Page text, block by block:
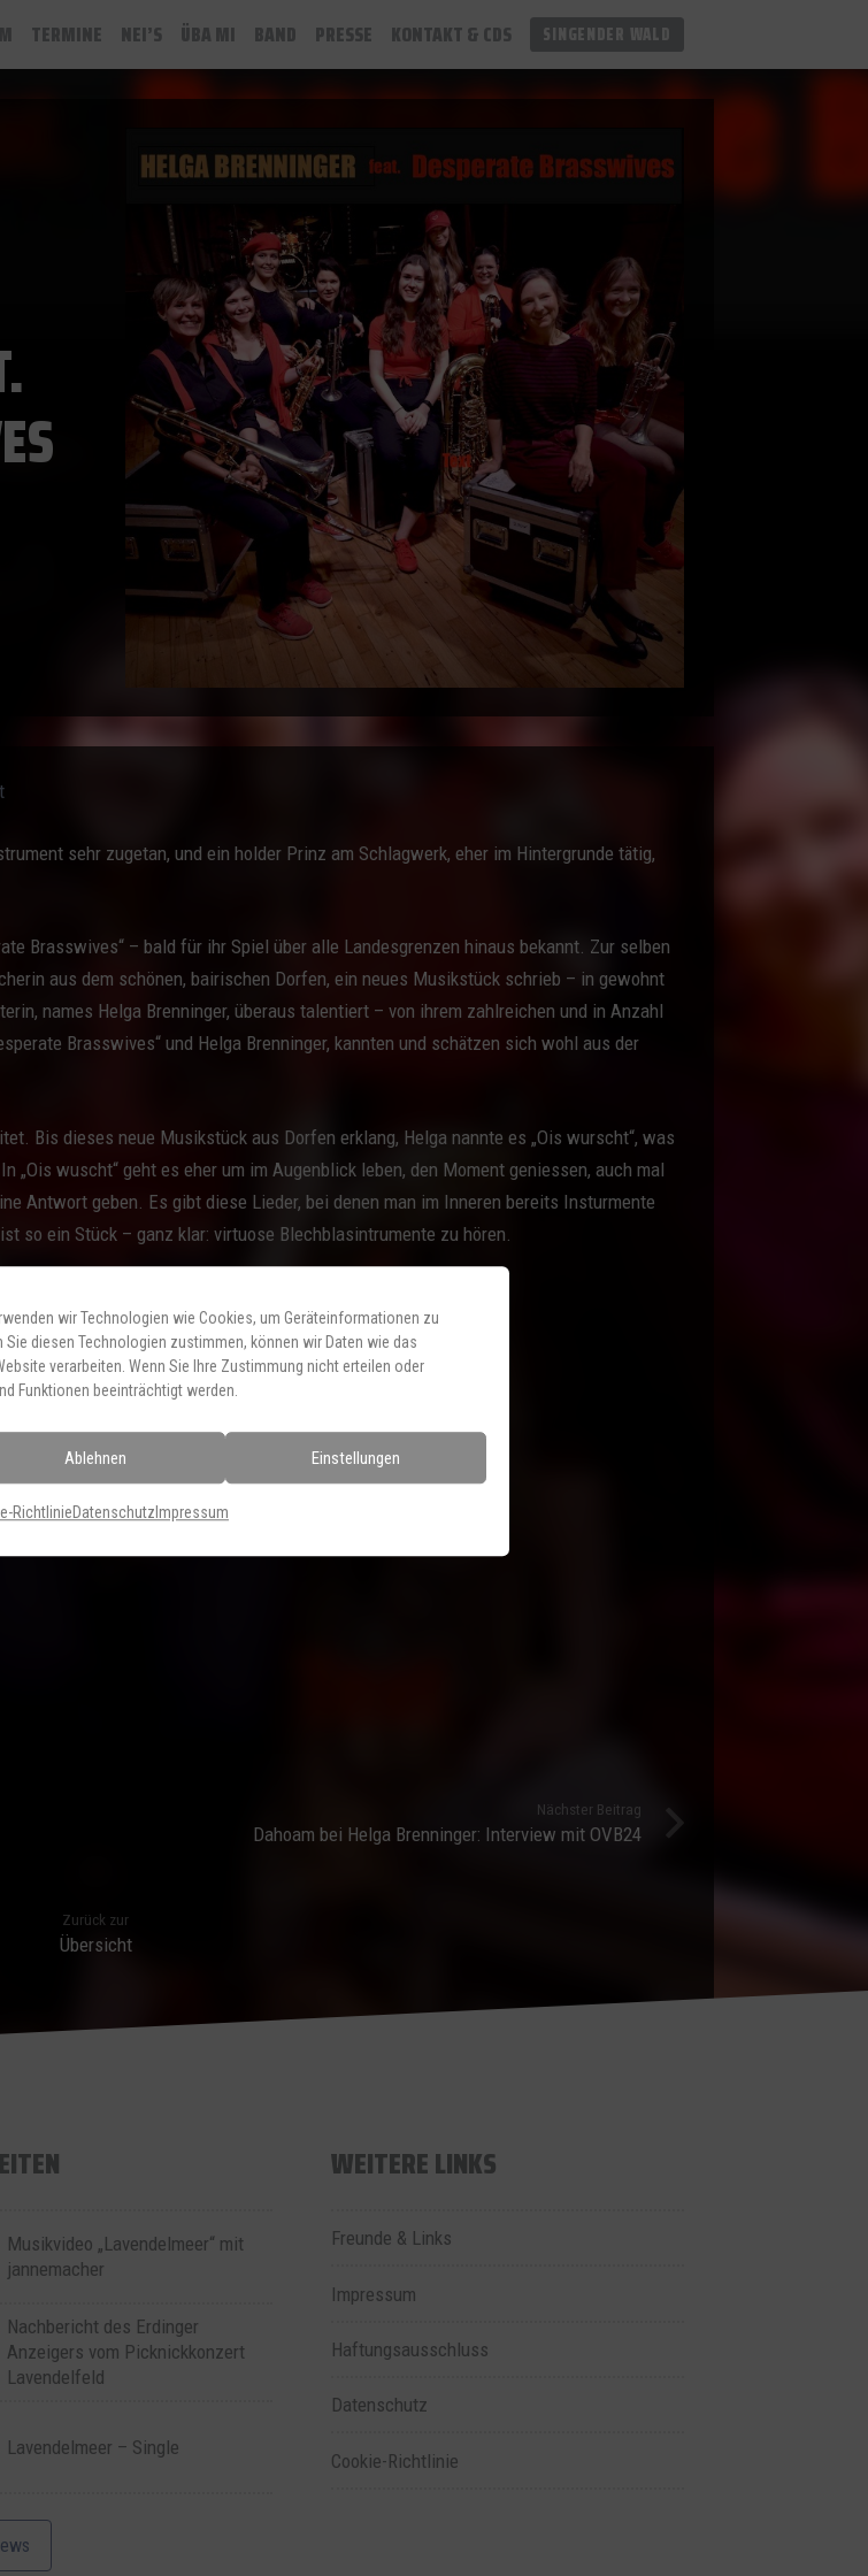
wir Technologien wie Cookies, um Geräteinformationen zu
diesen Technologien zustimmen, können wir Daten wie das
verarbeiten. Wenn Sie Ihre Zustimmung nicht erteilen oder
Funktionen beeinträchtigt werden.
Ablehnen Einstellungen
RichtlinieDatenschutz Impressum
TERMINE NEI’S ÜBA MI BAND PRESSE KONTAKT & CDS SINGENDER WALD
sehr zugetan, und ein holder Prinz am Schlagwerk, eher im Hintergrunde tätig,
Brasswives“ – bald für ihr Spiel über alle Landesgrenzen hinaus bekannt. Zur selben
aus dem schönen, bairischen Dorfen, ein neues Musikstück schrieb – in gewohnt
names Helga Brenninger, überaus talentiert – von ihrem zahlreichen und in Anzahl
Brasswives“ und Helga Brenninger, kannten und schätzen sich wohl aus der
Bis dieses neue Musikstück aus Dorfen erklang, Helga nannte es „Ois wurscht“, was
„Ois wuscht“ geht es eher um im Augenblick leben, den Moment geniessen, auch mal
Antwort geben. Es gibt diese Lieder, bei denen man im Inneren bereits Insturmente
so ein Stück – ganz klar: virtuose Blechblasintrumente zu hören.
Nächster Beitrag
Dahoam bei Helga Brenninger: Interview mit OVB24
Zurück zur
Übersicht
Musikvideo „Lavendelmeer“ mit
jannemacher
Nachbericht des Erdinger
Anzeigers vom Picknickkonzert
Lavendelfeld
Lavendelmeer – Single
WEITERE LINKS
Freunde & Links
Impressum
Haftungsausschluss
Datenschutz
Cookie-Richtlinie